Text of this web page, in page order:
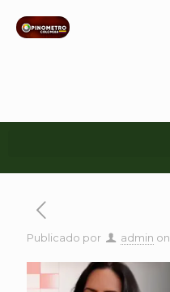
Publicado por admin on